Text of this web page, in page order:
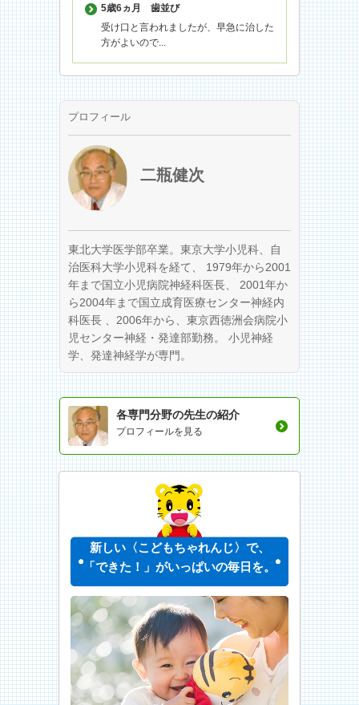
5歳6ヵ月
歯並び
受け口と言われましたが、早急に治した
方がよいので...
プロフィール
二瓶健次
東北大学医学部卒業。東京大学小児科、自
治医科大学小児科を経て、 1979年から2001
年まで国立小児病院神経科医長、 2001年か
ら2004年まで国立成育医療センター神経内
科医長 、2006年から、東京西徳洲会病院小
児センター神経・発達部勤務。 小児神経
学、発達神経学が専門。
各専門分野の先生の紹介
プロフィールを見る
新しい〈こどもちゃれんじ〉で、
「できた！」がいっぱいの毎日を。